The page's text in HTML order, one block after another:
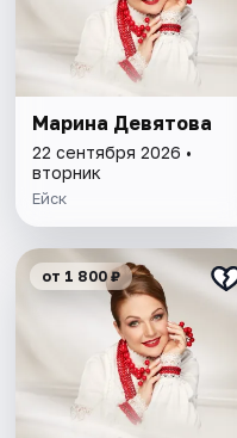
Марина Девятова
22 сентября 2026 •
вторник
Ейск
от 1 800 ₽